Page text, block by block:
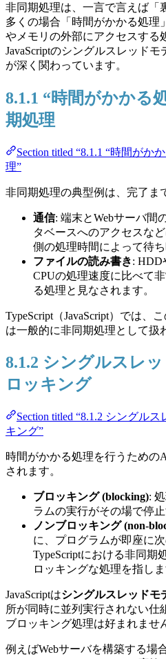
非同期処理は、一言で言えば「
多くの場合「時間がかかる処理
やメモリの外部にアクセスする
JavaScriptのシングルスレッド
が深く関わっています。
8.1.1 “時間がかかる
期処理
Section titled “8.1.1 “時間がか
理”
非同期処理の典型例は、完了ま
通信: 端末とWebサーバ間
タベースへのアクセスな
側の処理時間によって待
ファイルの読み書き: HDD
CPUの処理速度に比べて
る処理と見なされます。
TypeScript（JavaScript）では、
は一般的に非同期処理として扱
8.1.2 シングルスレ
ロッキング
Section titled “8.1.2 シングル
キング”
時間がかかる処理を行うための
されます。
ブロッキング (blocking):
ラムの実行がその場で停止
ノンブロッキング (non-
に、プログラムが即座に
TypeScriptにおける非同期
ロッキングな処理を指しま
JavaScriptはシングルスレッドモ
所が同時に並列実行されない仕
ブロッキング処理は好まれませ
例えばWebサーバを構築する場